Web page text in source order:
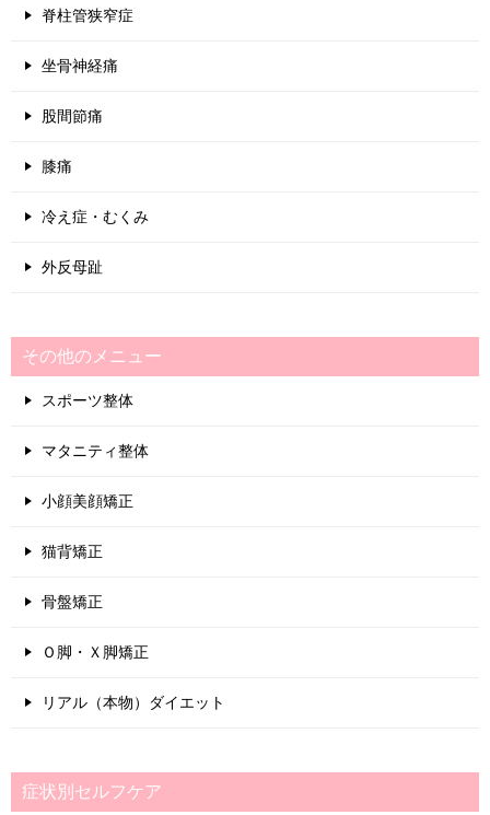
脊柱管狭窄症
坐骨神経痛
股間節痛
膝痛
冷え症・むくみ
外反母趾
その他のメニュー
スポーツ整体
マタニティ整体
小顔美顔矯正
猫背矯正
骨盤矯正
Ｏ脚・Ｘ脚矯正
リアル（本物）ダイエット
症状別セルフケア